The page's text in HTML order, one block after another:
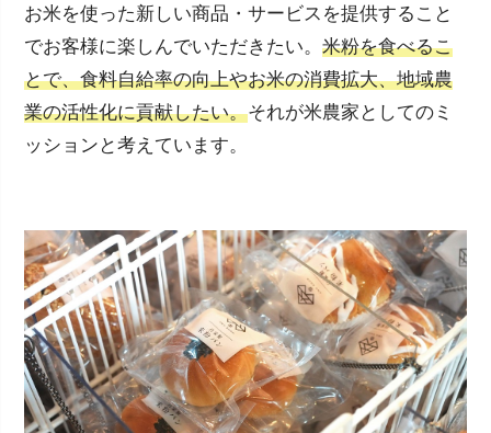
お米を使った新しい商品・サービスを提供すること
でお客様に楽しんでいただきたい。米粉を食べるこ
とで、食料自給率の向上やお米の消費拡大、地域農
業の活性化に貢献したい。それが米農家としてのミ
ッションと考えています。